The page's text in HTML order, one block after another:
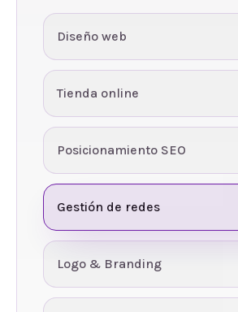
Diseño web
Tienda online
Posicionamiento SEO
Gestión de redes
Logo & Branding